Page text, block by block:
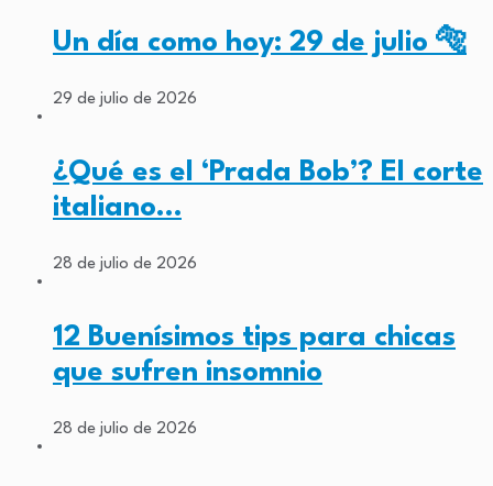
Un día como hoy: 29 de julio 🐅
29 de julio de 2026
¿Qué es el ‘Prada Bob’? El corte
italiano…
28 de julio de 2026
12 Buenísimos tips para chicas
que sufren insomnio
28 de julio de 2026